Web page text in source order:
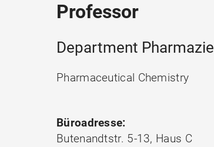
Professor
Department Pharmazie
Pharmaceutical Chemistry
Büroadresse:
Butenandtstr. 5-13, Haus C